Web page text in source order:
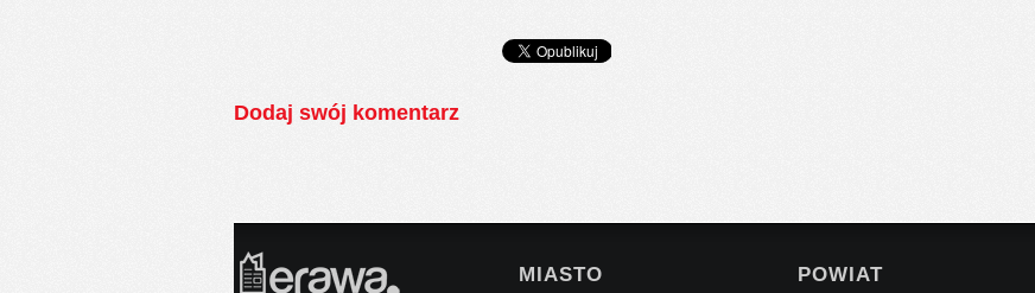
Dodaj swój komentarz
MIASTO POWIAT